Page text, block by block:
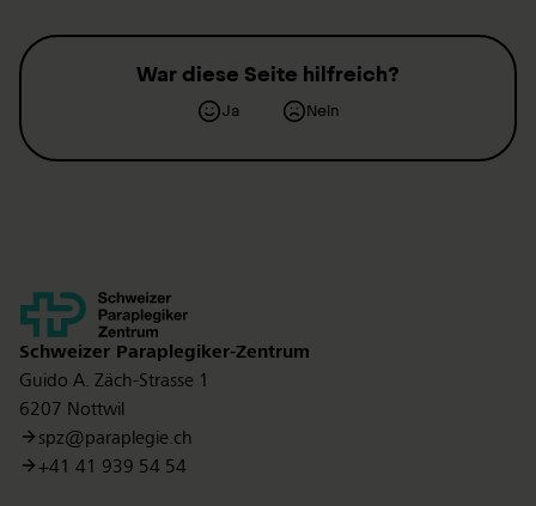
War diese Seite hilfreich?
Ja Nein
Kontakt
Schweizer Paraplegiker-Zentrum
Guido A. Zäch-Strasse 1
6207 Nottwil
spz@paraplegie.ch
+41 41 939 54 54